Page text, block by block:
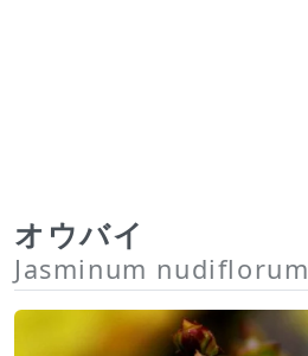
オウバイ
Jasminum nudiflorum